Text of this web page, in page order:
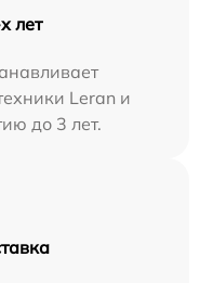
лет
Leran и
до 3 лет.